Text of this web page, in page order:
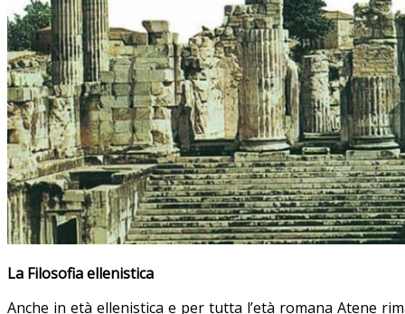
La Filosofia ellenistica
Anche in età ellenistica e per tutta l’età romana Atene